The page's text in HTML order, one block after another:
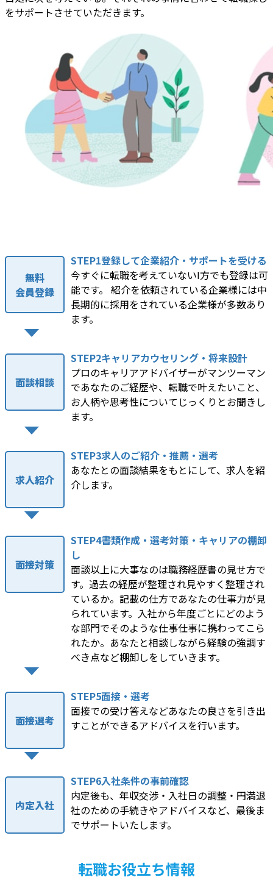
をサポートさせていただきます。
無料
会員登録
STEP1登録して企業紹介・サポートを受ける
今すぐに転職を考えていないI方でも登録は可
能です。 紹介を依頼されている企業様には中
長期的に採用をされている企業様が多数あり
ます。
面談相談
STEP2キャリアカウセリング・将来設計
プロのキャリアアドバイザーがマンツーマン
であなたのご経歴や、転職で叶えたいこと、
お人柄や思考性についてじっくりとお聞きし
ます。
求人紹介
STEP3求人のご紹介・推薦・選考
あなたとの面談結果をもとにして、求人を紹
介します。
面接対策
STEP4書類作成・選考対策・キャリアの棚卸
し
面談以上に大事なのは職務経歴書の見せ方で
す。過去の経歴が整理され見やすく整理され
ているか。記載の仕方であなたの仕事力が見
られています。入社から年度ごとにどのよう
な部門でそのような仕事仕事に携わってこら
れたか。あなたと相談しながら経験の強調す
べき点など棚卸しをしていきます。
面接選考
STEP5面接・選考
面接での受け答えなどあなたの良さを引き出
すことができるアドバイスを行います。
内定入社
STEP6入社条件の事前確認
内定後も、年収交渉・入社日の調整・円満退
社のための手続きやアドバイスなど、最後ま
でサポートいたします。
転職お役立ち情報